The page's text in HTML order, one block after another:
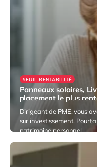
d’agence favorise
chacun à comprendre
SEUIL RENTABILITÉ
Panneaux solaires,
placement le plus
Dirigeant de PME, vous
sur investissement.
patrimoine personnel…